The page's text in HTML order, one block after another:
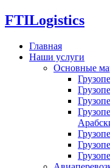
FTILogistics
Главная
Наши услуги
Основные